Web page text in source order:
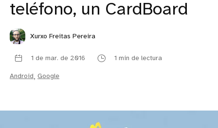
teléfono, un CardBoard
Xurxo Freitas Pereira
1 de mar. de 2016 1 min de lectura
Android, Google